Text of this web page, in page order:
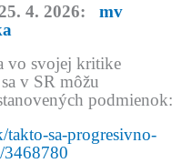
4. 2026: mv
vo svojej kritike
v SR môžu
podmienok:
takto-sa-progresivno-
3468780